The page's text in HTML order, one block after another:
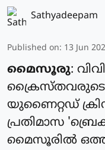
Sathyadeepam
Published on: 13 Jun
മൈസൂരു:
ക്രൈസ്തവരുടെ
യുണൈറ്റഡ്
പ്രതിമാസ
മൈസൂരിൽ